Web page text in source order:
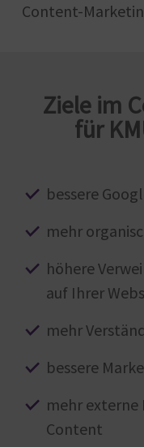
Content-
Ziele im
für
bessere
mehr
höhere
auf Ihrer
mehr
bessere
mehr externe
Content